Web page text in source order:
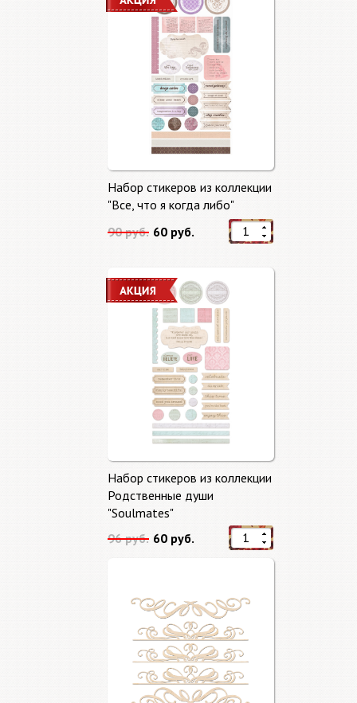
Набор стикеров из коллекции
"Все, что я когда либо"
90 руб. 60 руб.
Набор стикеров из коллекции
Родственные души
"Soulmates"
96 руб. 60 руб.